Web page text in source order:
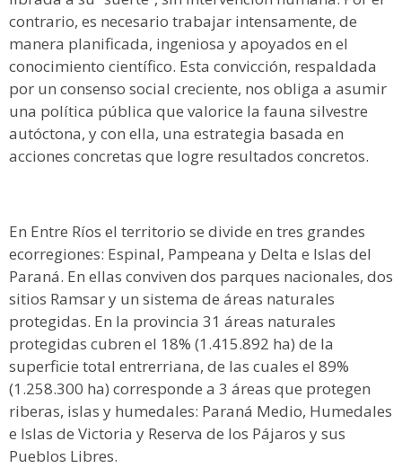
contrario, es necesario trabajar intensamente, de
manera planificada, ingeniosa y apoyados en el
conocimiento científico. Esta convicción, respaldada
por un consenso social creciente, nos obliga a asumir
una política pública que valorice la fauna silvestre
autóctona, y con ella, una estrategia basada en
acciones concretas que logre resultados concretos.
En Entre Ríos el territorio se divide en tres grandes
ecorregiones: Espinal, Pampeana y Delta e Islas del
Paraná. En ellas conviven dos parques nacionales, dos
sitios Ramsar y un sistema de áreas naturales
protegidas. En la provincia 31 áreas naturales
protegidas cubren el 18% (1.415.892 ha) de la
superficie total entrerriana, de las cuales el 89%
(1.258.300 ha) corresponde a 3 áreas que protegen
riberas, islas y humedales: Paraná Medio, Humedales
e Islas de Victoria y Reserva de los Pájaros y sus
Pueblos Libres.